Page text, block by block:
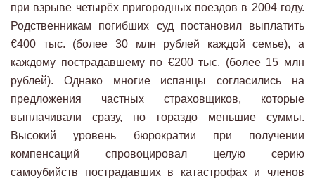
при взрыве четырёх пригородных поездов в 2004 году.
Родственникам погибших суд постановил выплатить
€400 тыс. (более 30 млн рублей каждой семье), а
каждому пострадавшему по €200 тыс. (более 15 млн
рублей). Однако многие испанцы согласились на
предложения частных страховщиков, которые
выплачивали сразу, но гораздо меньшие суммы.
Высокий уровень бюрократии при получении
компенсаций спровоцировал целую серию
самоубийств пострадавших в катастрофах и членов